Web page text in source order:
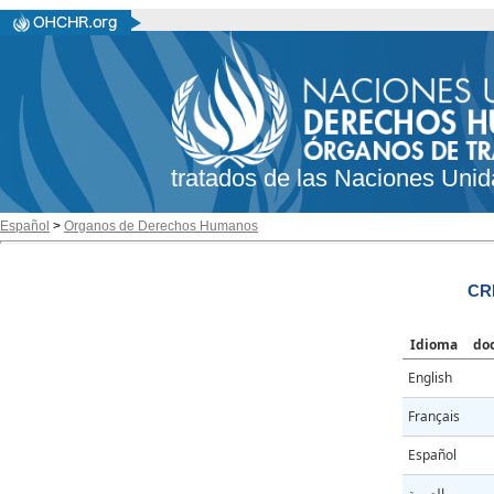
tratados de las Naciones
Español > Organos de Derechos Humanos
Idioma
English
Français
Español